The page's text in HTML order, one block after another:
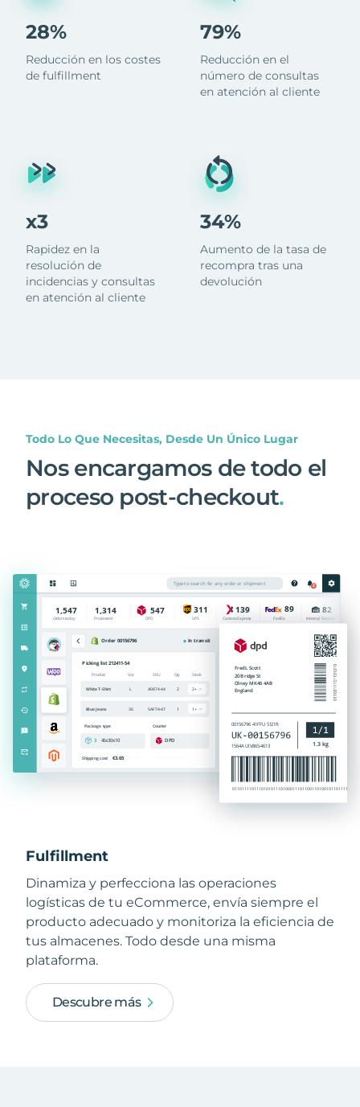
28%
Reducción en los costes
de fulfillment
x3
Rapidez en la
resolución de
incidencias y consultas
en atención al cliente
79%
Reducción en el
número de consultas
en atención al cliente
34%
Aumento de la tasa de
recompra tras una
devolución
Todo Lo Que Necesitas, Desde Un Único Lugar
Nos encargamos de todo el
proceso post-checkout.
Fulfillment
Dinamiza y perfecciona las operaciones
logísticas de tu eCommerce, envía siempre el
producto adecuado y monitoriza la eficiencia de
tus almacenes. Todo desde una misma
plataforma.
Descubre más